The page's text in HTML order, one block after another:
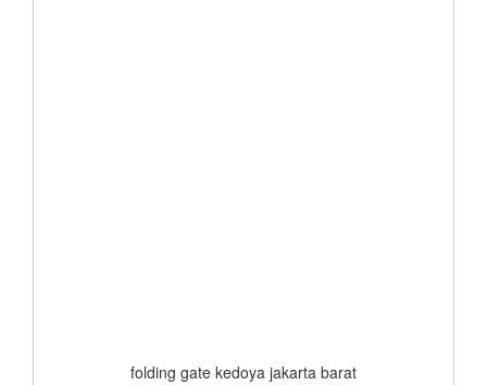
folding gate kedoya jakarta barat